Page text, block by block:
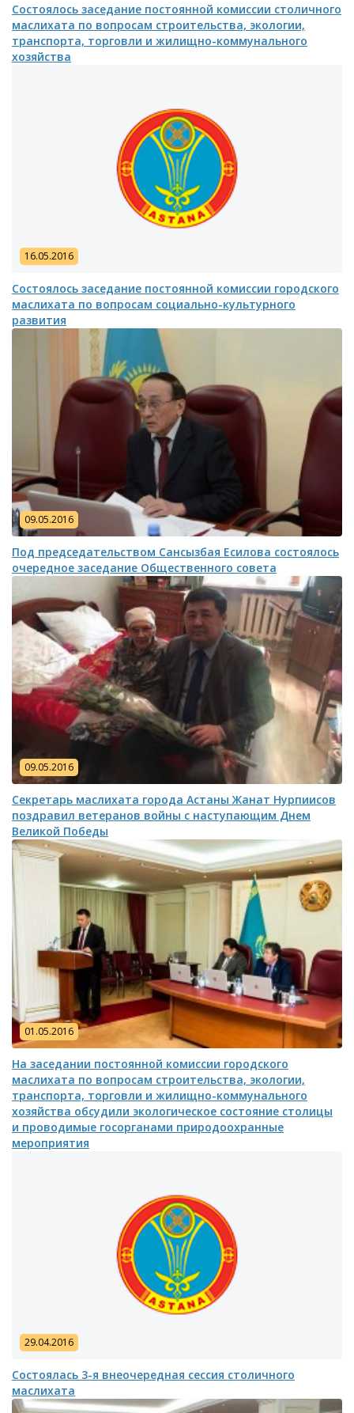
Состоялось заседание постоянной комиссии столичного
маслихата по вопросам строительства, экологии,
транспорта, торговли и жилищно-коммунального
хозяйства
16.05.2016
Состоялось заседание постоянной комиссии городского
маслихата по вопросам социально-культурного
развития
09.05.2016
Под председательством Сансызбая Есилова состоялось
очередное заседание Общественного совета
09.05.2016
Секретарь маслихата города Астаны Жанат Нурпиисов
поздравил ветеранов войны с наступающим Днем
Великой Победы
01.05.2016
На заседании постоянной комиссии городского
маслихата по вопросам строительства, экологии,
транспорта, торговли и жилищно-коммунального
хозяйства обсудили экологическое состояние столицы
и проводимые госорганами природоохранные
мероприятия
29.04.2016
Состоялась 3-я внеочередная сессия столичного
маслихата